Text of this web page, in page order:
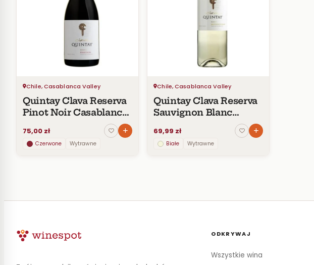
Chile, Casablanca Valley
Quintay Clava Reserva
Pinot Noir Casablanca
75,00 zł
Czerwone Wytrawne
Chile, Casablanca Valley
Quintay Clava Reserva
Sauvignon Blanc
Casablanca Valley
69,99 zł
Białe Wytrawne
ODKRYWAJ
Wszystkie wina